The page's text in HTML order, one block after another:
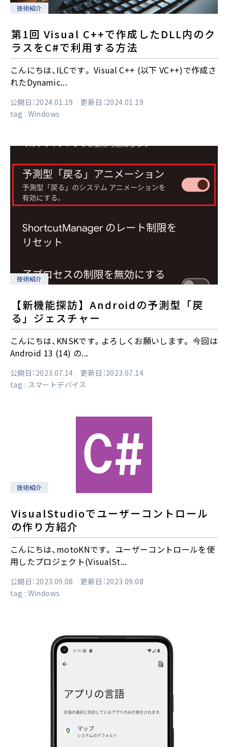
技術紹介
第1回 Visual C++で作成したDLL内のク
ラスをC#で利用する方法
こんにちは、ILCです。 Visual C++ (以下 VC++)で作成さ
れたDynamic...
公開日：2024.01.19 更新日：2024.01.19
tag : Windows
技術紹介
【新機能探訪】Androidの予測型「戻
る」ジェスチャー
こんにちは、KNSKです。よろしくお願いします。 今回は
Android 13 (14) の...
公開日：2023.07.14 更新日：2023.07.14
tag : スマートデバイス
技術紹介
VisualStudioでユーザーコントロール
の作り方紹介
こんにちは、motoKNです。 ユーザーコントロールを使
用したプロジェクト(VisualSt...
公開日：2023.09.08 更新日：2023.09.08
tag : Windows